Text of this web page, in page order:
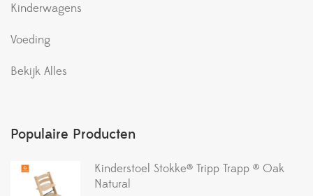
Kinderwagens
Voeding
Bekijk Alles
Populaire Producten
Kinderstoel Stokke® Tripp Trapp ® Oak
Natural